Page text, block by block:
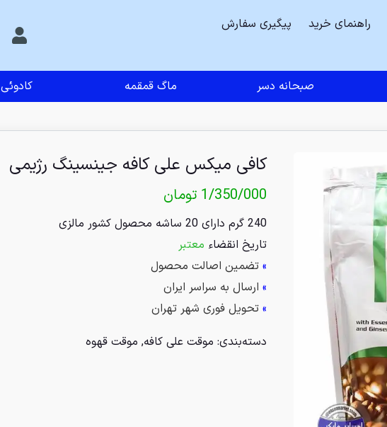
راهنمای خرید
پیگیری سفارش
صبحانه دسر ماگ قمقمه کادوئی
کافی میکس علی کافه جینسینگ رژیمی
1/350/000 تومان
240 گرم دارای 20 ساشه محصول کشور مالزی
تاریخ انقضاء معتبر
» تضمین اصالت محصول
» ارسال به سراسر ایران
» تحویل فوری شهر تهران
دسته‌بندی: موقت علی کافه, موقت قهوه